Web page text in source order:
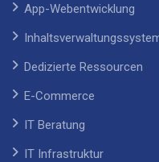
App-Webentwicklung
Dedizierte Ressourcen
E-Commerce
IT Beratung
IT Infrastruktur